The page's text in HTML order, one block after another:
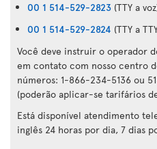
00 1 514-529-2823 (TTY a
00 1 514-529-2824 (TTY a
Você deve instruir o operador
em contato com nosso centro
números: 1-866-234-5136 ou
(poderão aplicar-se tarifários
Está disponível atendimento
inglês 24 horas por dia, 7 dias